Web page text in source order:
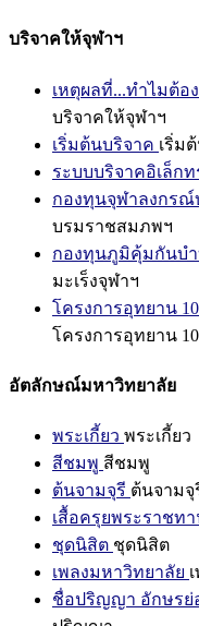
บริจาคให้จุฬาฯ
เหตุผลที่...ทำไมต้อ
บริจาคให้จุฬาฯ
เริ่มต้นบริจาค เริ่ม
ระบบบริจาคอิเล็ก
กองทุนจุฬาลงกร
บรมราชสมภพฯ
กองทุนภูมิคุ้มกันบำ
มะเร็งจุฬาฯ
โครงการอุทยาน
โครงการอุทยาน
อัตลักษณ์มหาวิทยาลัย
พระเกี้ยว พระเกี้ยว
สีชมพู สีชมพู
ต้นจามจุรี ต้นจามจุ
เสื้อครุยพระราชท
ชุดนิสิต ชุดนิสิต
เพลงมหาวิทยาลัย
ชื่อปริญญา อักษร